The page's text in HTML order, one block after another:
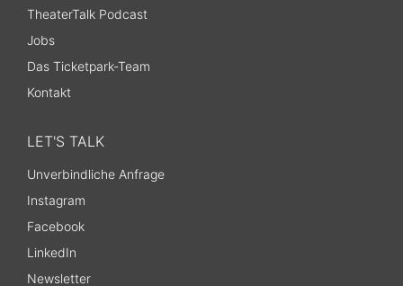
TheaterTalk Podcast
Jobs
Das Ticketpark-Team
Kontakt
LET'S TALK
Unverbindliche Anfrage
Instagram
Facebook
LinkedIn
Newsletter